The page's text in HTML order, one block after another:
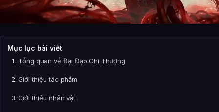
Mục lục bài viết
Tổng quan về Đại Đạo Chi Thượng
Giới thiệu tác phẩm
Giới thiệu nhân vật